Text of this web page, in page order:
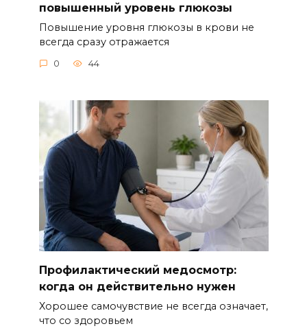
повышенный уровень глюкозы
Повышение уровня глюкозы в крови не
всегда сразу отражается
0 44
Профилактический медосмотр:
когда он действительно нужен
Хорошее самочувствие не всегда означает,
что со здоровьем